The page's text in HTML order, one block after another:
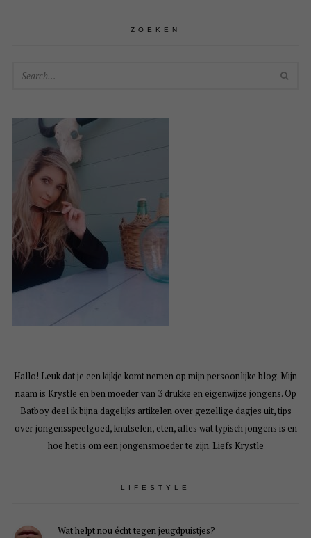
ZOEKEN
Hallo! Leuk dat je een kijkje komt nemen op mijn persoonlijke blog. Mijn
naam is Krystle en ben moeder van 3 drukke en eigenwijze jongens. Op
Batboy deel ik bijna dagelijks artikelen over gezellige dagjes uit, tips
over jongensspeelgoed, knutselen, eten, alles wat typisch jongens is en
hoe het is om een jongensmoeder te zijn. Liefs Krystle
LIFESTYLE
Wat helpt nou écht tegen jeugdpuistjes?